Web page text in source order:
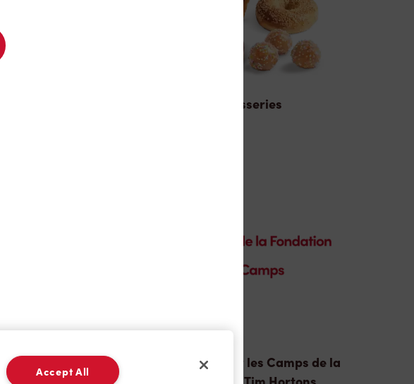
Pâtisseries
à la Maison
Donation pour les Camps de la
Accept All